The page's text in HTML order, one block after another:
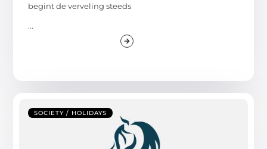
begint de verveling steeds
...
SOCIETY / HOLIDAYS